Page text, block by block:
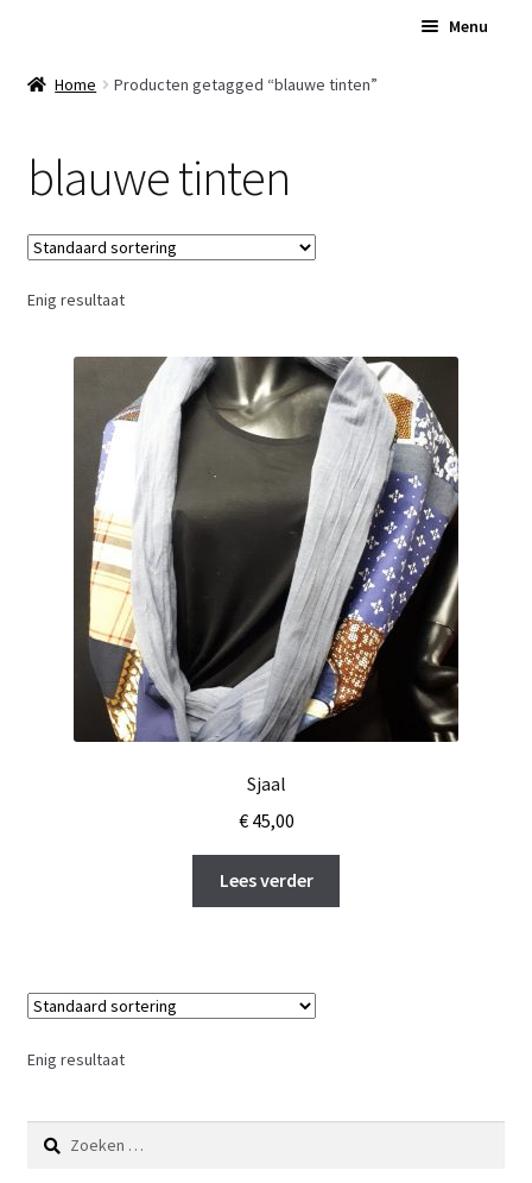
naar
de
Menu
HomeHome Producten getagged “blauwe tinten”
blauwe tinten
Enig resultaat
Sjaal
€45,00
Lees verder
Enig resultaat
Zoeken
naar: